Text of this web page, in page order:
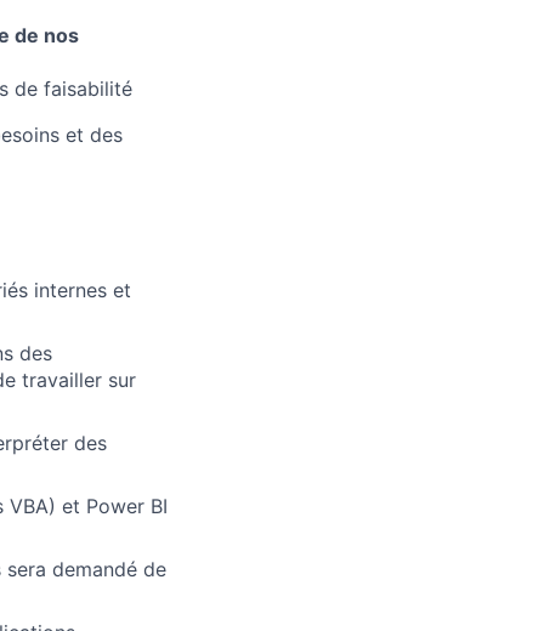
de nos
de faisabilité
et des
internes et
des
travailler sur
des
et Power BI
sera demandé de